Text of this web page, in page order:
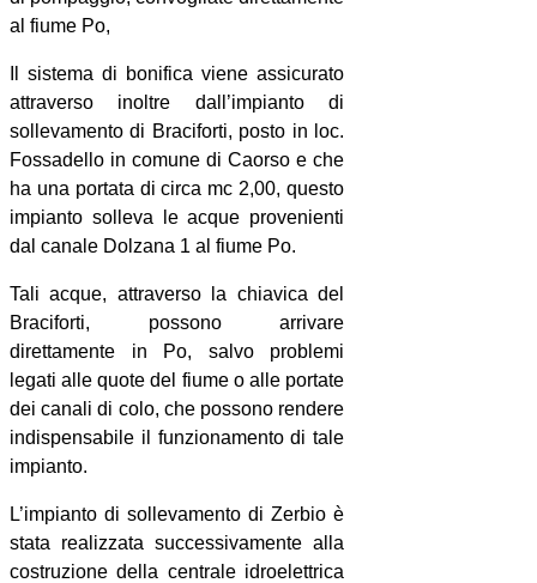
al fiume Po,
Il sistema di bonifica viene assicurato
attraverso inoltre dall’impianto di
sollevamento di Braciforti, posto in loc.
Fossadello in comune di Caorso e che
ha una portata di circa mc 2,00, questo
impianto solleva le acque provenienti
dal canale Dolzana 1 al fiume Po.
Tali acque, attraverso la chiavica del
Braciforti, possono arrivare
direttamente in Po, salvo problemi
legati alle quote del fiume o alle portate
dei canali di colo, che possono rendere
indispensabile il funzionamento di tale
impianto.
L’impianto di sollevamento di Zerbio è
stata realizzata successivamente alla
costruzione della centrale idroelettrica